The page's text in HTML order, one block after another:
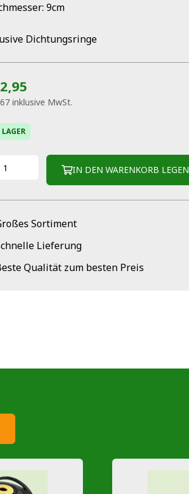
9cm
Dichtungsringe
inklusive MwSt.
IN DEN WARENKORB LEGEN
Sortiment
Lieferung
Qualität zum besten Preis